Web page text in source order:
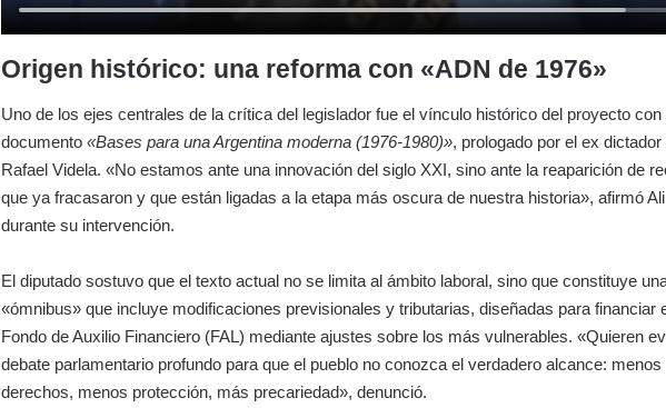
Origen histórico: una reforma con «ADN de 1976»
Uno de los ejes centrales de la crítica del legislador fue el vínculo histórico del proyecto con
documento«Bases para una Argentina moderna (1976-1980)», prologado por el ex
Rafael Videla. «No estamos ante una innovación del siglo XXI, sino ante la reaparición de
que ya fracasaron y que están ligadas a la etapa más oscura de nuestra historia», afirmó Ali
durante su intervención.
El diputado sostuvo que el texto actual no se limita al ámbito laboral, sino que constituye
«ómnibus» que incluye modificaciones previsionales y tributarias, diseñadas para financiar
Fondo de Auxilio Financiero (FAL) mediante ajustes sobre los más vulnerables. «Quieren
debate parlamentario profundo para que el pueblo no conozca el verdadero alcance: menos
derechos, menos protección, más precariedad», denunció.